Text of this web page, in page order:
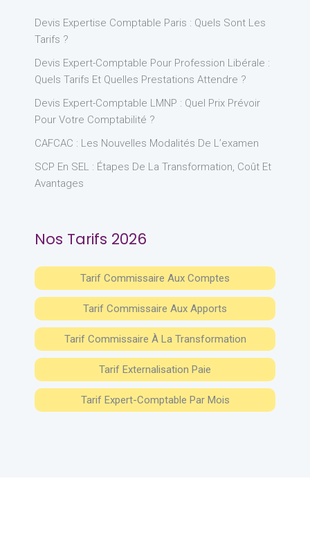
Devis Expertise Comptable Paris : Quels Sont Les
Tarifs ?
Devis Expert-Comptable Pour Profession Libérale :
Quels Tarifs Et Quelles Prestations Attendre ?
Devis Expert-Comptable LMNP : Quel Prix Prévoir
Pour Votre Comptabilité ?
CAFCAC : Les Nouvelles Modalités De L’examen
SCP En SEL : Étapes De La Transformation, Coût Et
Avantages
Nos Tarifs 2026
Tarif Commissaire Aux Comptes
Tarif Commissaire Aux Apports
Tarif Commissaire À La Transformation
Tarif Externalisation Paie
Tarif Expert-Comptable Par Mois